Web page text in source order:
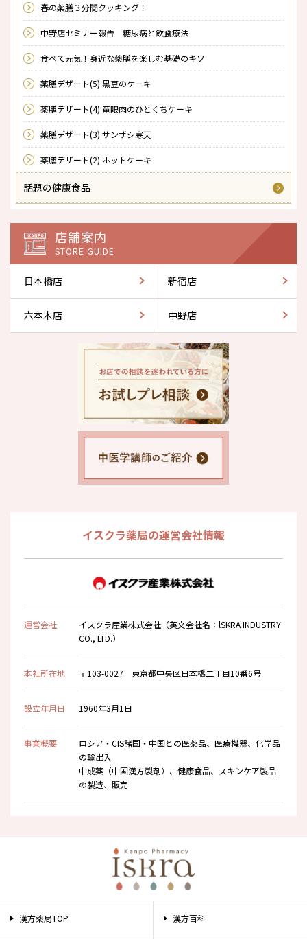
春の薬膳３分間クッキング！
中野店セミナー報告 糖尿病と飲食療法
食べて元気！身近な薬膳を楽しむ基礎のキソ
薬膳デザート(5) 黒豆のケーキ
薬膳デザート(4) 竜眼肉のひとくちケーキ
薬膳デザート(3) サンザシ寒天
薬膳デザート(2) ホットケーキ
話題の健康食品
店舗案内
STORE GUIDE
日本橋店 新宿店
六本木店 中野店
イスクラ薬局の運営会社情報
運営会社
イスクラ産業株式会社（英文会社名：lSKRA INDUSTRY
CO., LTD.）
本社所在地 〒103-0027 東京都中央区日本橋二丁目10番6号
設立年月日 1960年3月1日
事業概要
ロシア・CIS諸国・中国との医薬品、医療機器、化学品
の輸出入
中成薬（中国漢方製剤）、健康食品、スキンケア製品
の製造、販売
漢方薬局TOP 漢方百科